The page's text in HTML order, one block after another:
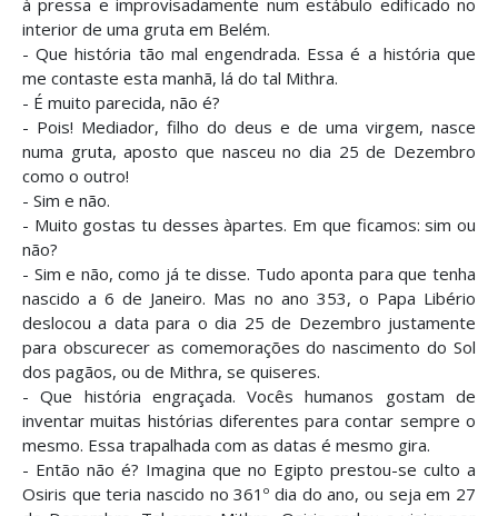
à pressa e improvisadamente num estábulo edificado no
interior de uma gruta em Belém.
- Que história tão mal engendrada. Essa é a história que
me contaste esta manhã, lá do tal Mithra.
- É muito parecida, não é?
- Pois! Mediador, filho do deus e de uma virgem, nasce
numa gruta, aposto que nasceu no dia 25 de Dezembro
como o outro!
- Sim e não.
- Muito gostas tu desses àpartes. Em que ficamos: sim ou
não?
- Sim e não, como já te disse. Tudo aponta para que tenha
nascido a 6 de Janeiro. Mas no ano 353, o Papa Libério
deslocou a data para o dia 25 de Dezembro justamente
para obscurecer as comemorações do nascimento do Sol
dos pagãos, ou de Mithra, se quiseres.
- Que história engraçada. Vocês humanos gostam de
inventar muitas histórias diferentes para contar sempre o
mesmo. Essa trapalhada com as datas é mesmo gira.
- Então não é? Imagina que no Egipto prestou-se culto a
Osiris que teria nascido no 361º dia do ano, ou seja em 27